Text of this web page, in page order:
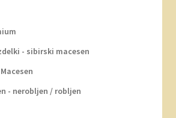
- sibirski macesen
Macesen
- nerobljen / robljen